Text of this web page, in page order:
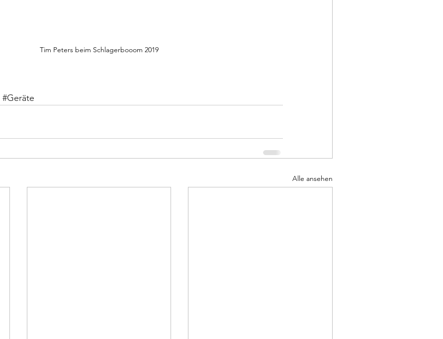
Tim Peters beim Schlagerbooom 2019
#Geräte
Alle ansehen